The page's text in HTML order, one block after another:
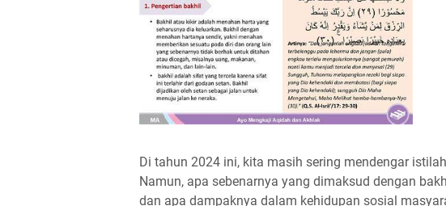
Di tahun 2024 ini, kita masih sering mendengar
Namun, apa sebenarnya yang dimaksud dengan
dan apa dampaknya dalam kehidupan sosial